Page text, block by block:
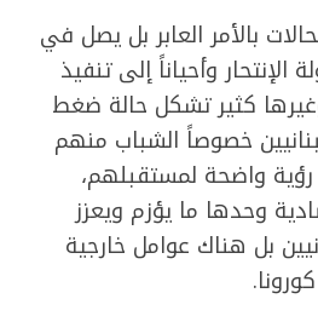
بالأمر العابر بل يصل في
وأحياناً إلى تنفيذ
وغيرها كثير تشكل حالة ضغط
خصوصاً الشباب منهم
واضحة لمستقبلهم،
وحدها ما يؤزم ويعزز
بل هناك عوامل خارجية